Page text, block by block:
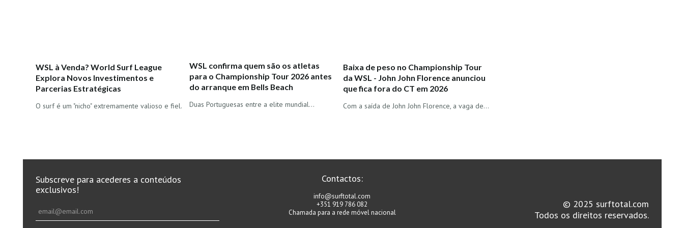
WSL à Venda? World Surf League
Explora Novos Investimentos e
Parcerias Estratégicas
O surf é um "nicho" extremamente valioso e fiel.
WSL confirma quem são os atletas
para o Championship Tour 2026 antes
do arranque em Bells Beach
Duas Portuguesas entre a elite mundial...
Baixa de peso no Championship Tour
da WSL - John John Florence anunciou
que fica fora do CT em 2026
Com a saída de John John Florence, a vaga de…
Subscreve para acederes a conteúdos
exclusivos!
Contactos:
info@surftotal.com
+351 919 786 082
Chamada para a rede móvel nacional
© 2025 surftotal.com
Todos os direitos reservados.